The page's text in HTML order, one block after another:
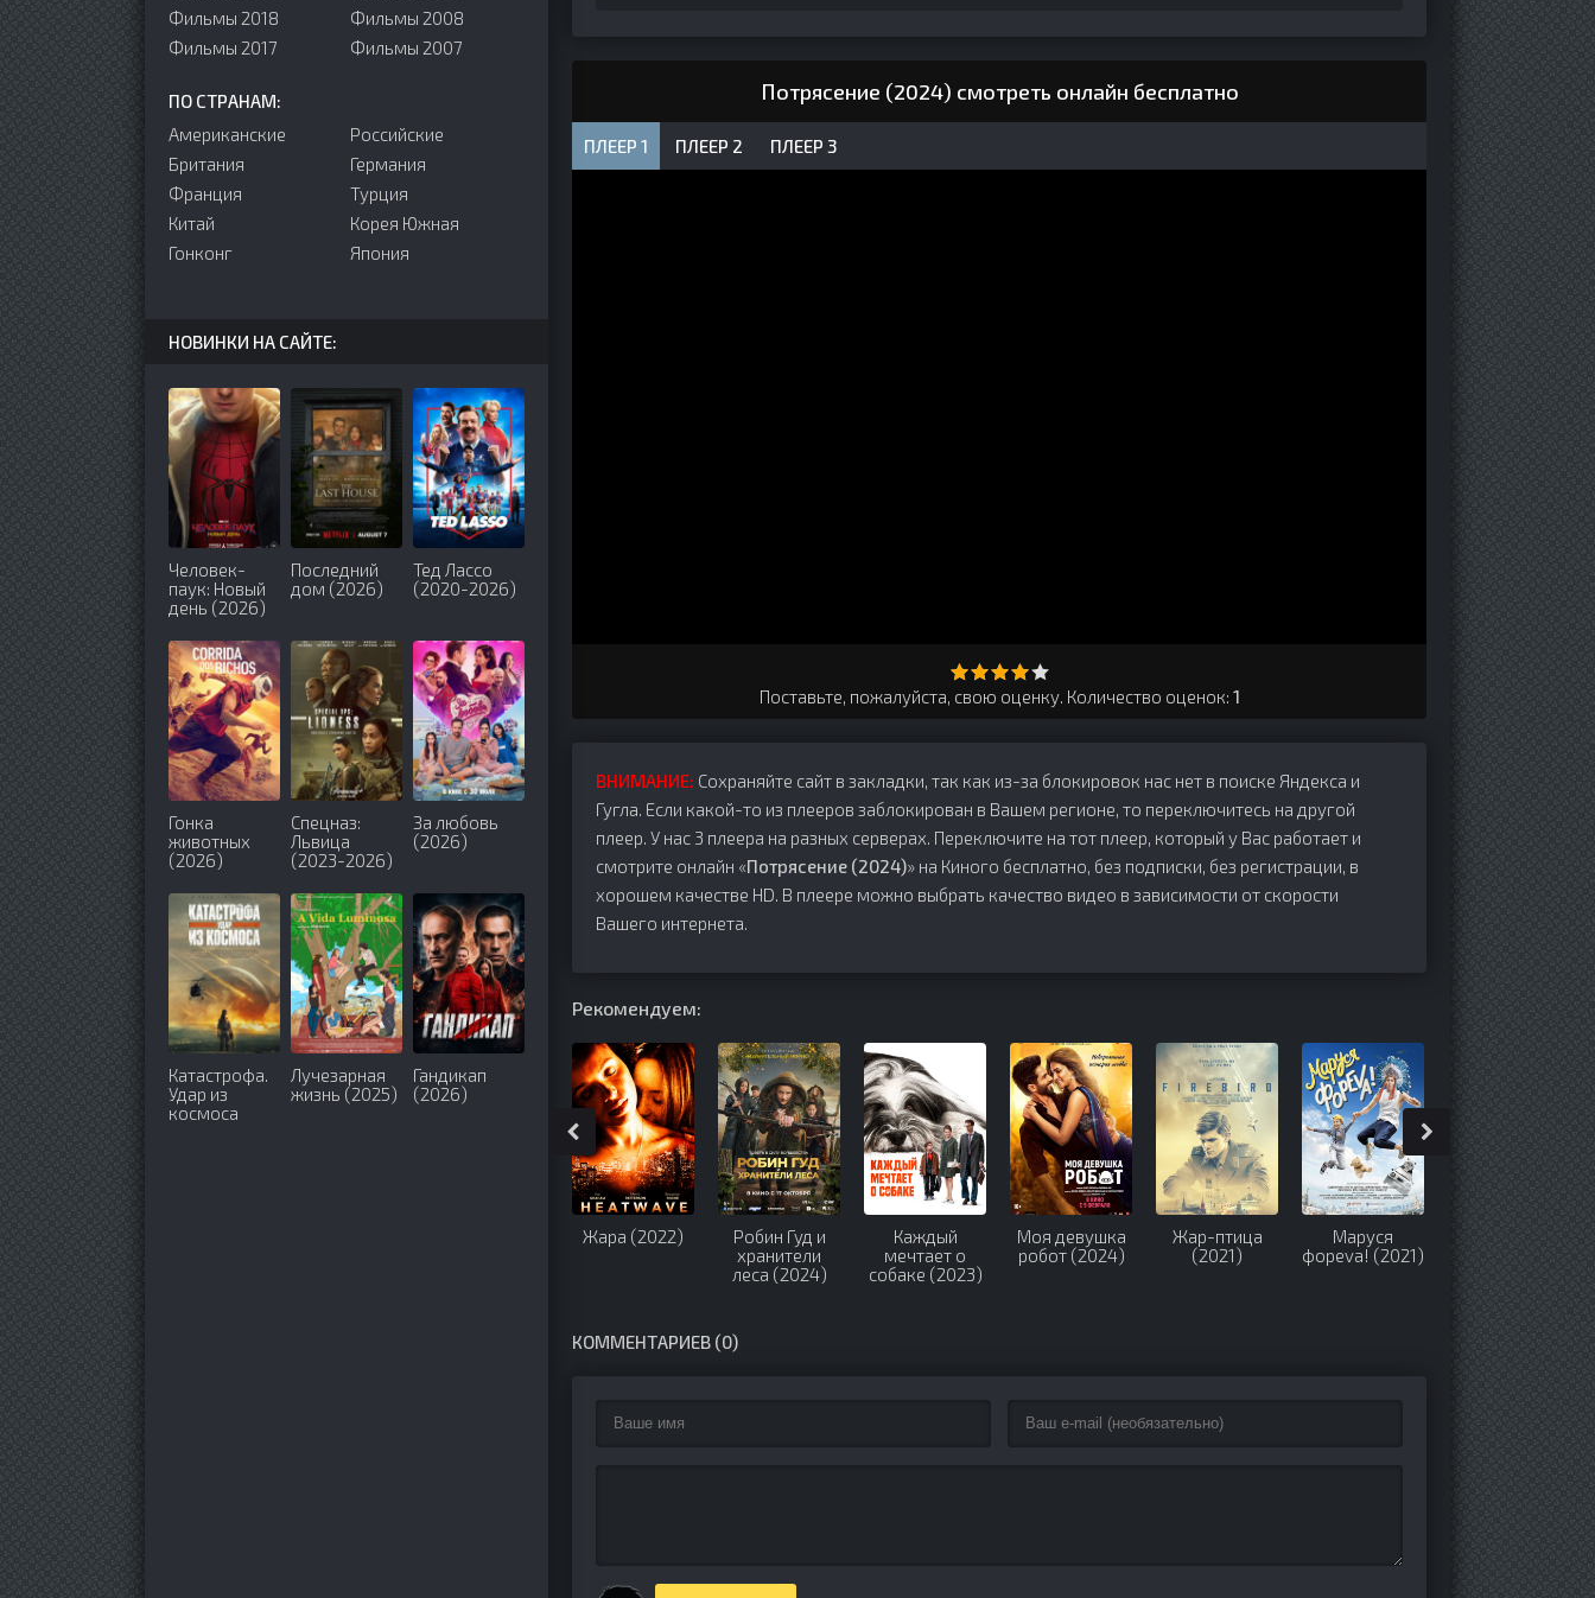
Потрясение (2024) смотреть онлайн бесплатно
ПЛЕЕР 1 ПЛЕЕР 2 ПЛЕЕР 3
Поставьте, пожалуйста, свою оценку. Количество оценок: 1
ВНИМАНИЕ: Сохраняйте сайт в закладки, так как из-за блокировок нас нет в поиске Яндекса и
Гугла. Если какой-то из плееров заблокирован в Вашем регионе, то переключитесь на другой
плеер. У нас 3 плеера на разных серверах. Переключите на тот плеер, который у Вас работает и
смотрите онлайн «Потрясение (2024)» на Киного бесплатно, без подписки, без регистрации, в
хорошем качестве HD. В плеере можно выбрать качество видео в зависимости от скорости
Вашего интернета.
Рекомендуем:
Жара (2022)
Робин Гуд и
хранители
леса (2024)
Каждый
мечтает о
собаке (2023)
Моя девушка
робот (2024)
Жар-птица
(2021)
Маруся
фореva! (2021)
Право на лево
(2024)
КОММЕНТАРИЕВ (0)
Фильмы 2018
Фильмы 2017
Фильмы 2008
Фильмы 2007
ПО СТРАНАМ:
Американские
Британия
Франция
Китай
Гонконг
Российские
Германия
Турция
Корея Южная
Япония
НОВИНКИ НА САЙТЕ:
Человек-
паук: Новый
день (2026)
Последний
дом (2026)
Тед Лассо
(2020-2026)
Гонка
животных
(2026)
Спецназ:
Львица
(2023-2026)
За любовь
(2026)
Катастрофа.
Удар из
космоса
Лучезарная
жизнь (2025)
Гандикап
(2026)